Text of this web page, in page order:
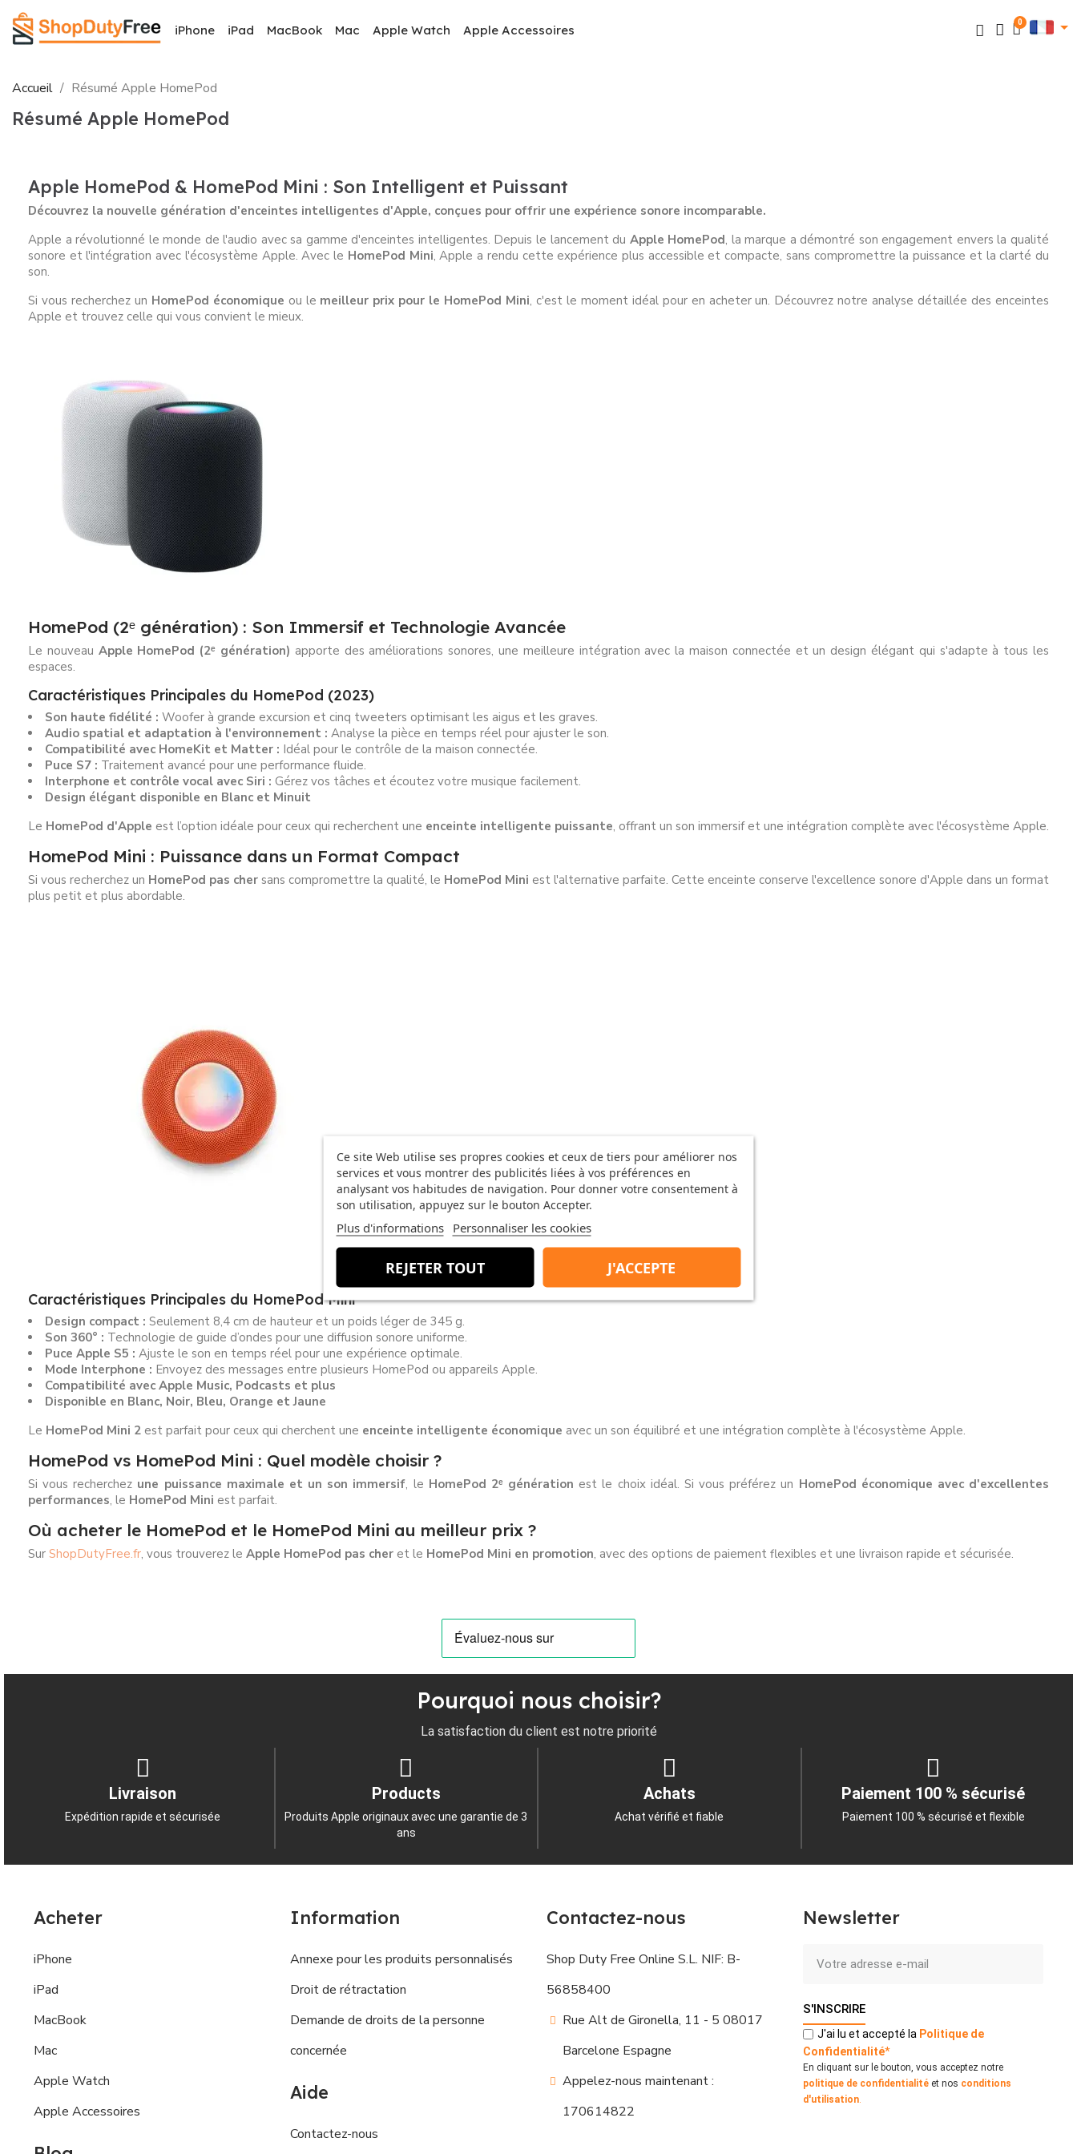
iPhone iPad MacBook Mac Apple Watch Apple Accessoires
Accueil Résumé Apple HomePod
Résumé Apple HomePod
Apple HomePod & HomePod Mini : Son Intelligent et Puissant
Découvrez la nouvelle génération d'enceintes intelligentes d'Apple, conçues pour offrir une expérience sonore incomparable.
Apple a révolutionné le monde de l'audio avec sa gamme d'enceintes intelligentes. Depuis le lancement du Apple HomePod, la marque a démontré son engagement envers la qualité
sonore et l'intégration avec l'écosystème Apple. Avec le HomePod Mini, Apple a rendu cette expérience plus accessible et compacte, sans compromettre la puissance et la clarté du
son.
Si vous recherchez un HomePod économique ou le meilleur prix pour le HomePod Mini, c'est le moment idéal pour en acheter un. Découvrez notre analyse détaillée des enceintes
Apple et trouvez celle qui vous convient le mieux.
HomePod (2ᵉ génération) : Son Immersif et Technologie Avancée
Le nouveau Apple HomePod (2ᵉ génération) apporte des améliorations sonores, une meilleure intégration avec la maison connectée et un design élégant qui s'adapte à tous les
espaces.
Caractéristiques Principales du HomePod (2023)
Son haute fidélité : Woofer à grande excursion et cinq tweeters optimisant les aigus et les graves.
Audio spatial et adaptation à l'environnement : Analyse la pièce en temps réel pour ajuster le son.
Compatibilité avec HomeKit et Matter : Idéal pour le contrôle de la maison connectée.
Puce S7 : Traitement avancé pour une performance fluide.
Interphone et contrôle vocal avec Siri : Gérez vos tâches et écoutez votre musique facilement.
Design élégant disponible en Blanc et Minuit
Le HomePod d'Apple est l’option idéale pour ceux qui recherchent une enceinte intelligente puissante, offrant un son immersif et une intégration complète avec l'écosystème Apple.
HomePod Mini : Puissance dans un Format Compact
Si vous recherchez un HomePod pas cher sans compromettre la qualité, le HomePod Mini est l'alternative parfaite. Cette enceinte conserve l'excellence sonore d'Apple dans un format
plus petit et plus abordable.
Caractéristiques Principales du HomePod Mini
Design compact : Seulement 8,4 cm de hauteur et un poids léger de 345 g.
Son 360° : Technologie de guide d’ondes pour une diffusion sonore uniforme.
Puce Apple S5 : Ajuste le son en temps réel pour une expérience optimale.
Mode Interphone : Envoyez des messages entre plusieurs HomePod ou appareils Apple.
Compatibilité avec Apple Music, Podcasts et plus
Disponible en Blanc, Noir, Bleu, Orange et Jaune
Le HomePod Mini 2 est parfait pour ceux qui cherchent une enceinte intelligente économique avec un son équilibré et une intégration complète à l'écosystème Apple.
HomePod vs HomePod Mini : Quel modèle choisir ?
Si vous recherchez une puissance maximale et un son immersif, le HomePod 2ᵉ génération est le choix idéal. Si vous préférez un HomePod économique avec d'excellentes
performances, le HomePod Mini est parfait.
Où acheter le HomePod et le HomePod Mini au meilleur prix ?
Sur ShopDutyFree.fr, vous trouverez le Apple HomePod pas cher et le HomePod Mini en promotion, avec des options de paiement flexibles et une livraison rapide et sécurisée.
Pourquoi nous choisir?
La satisfaction du client est notre priorité
Livraison
Expédition rapide et sécurisée
Products
Produits Apple originaux avec une garantie de 3
ans
Achats
Achat vérifié et fiable
Paiement 100 % sécurisé
Paiement 100 % sécurisé et flexible
Ce site Web utilise ses propres cookies et ceux de tiers pour améliorer nos
services et vous montrer des publicités liées à vos préférences en
analysant vos habitudes de navigation. Pour donner votre consentement à
son utilisation, appuyez sur le bouton Accepter.
Plus d'informations Personnaliser les cookies
REJETER TOUT J'ACCEPTE
Acheter
iPhone
iPad
MacBook
Mac
Apple Watch
Apple Accessoires
Information
Annexe pour les produits personnalisés
Droit de rétractation
Demande de droits de la personne
concernée
Aide
Contactez-nous
Contactez-nous
Shop Duty Free Online S.L. NIF: B-
56858400
Rue Alt de Gironella, 11 - 5 08017
Barcelone Espagne
Appelez-nous maintenant :
170614822
Newsletter
S'INSCRIRE
J'ai lu et accepté la Politique de
Confidentialité*
En cliquant sur le bouton, vous acceptez notre
politique de confidentialité et nos conditions
d'utilisation